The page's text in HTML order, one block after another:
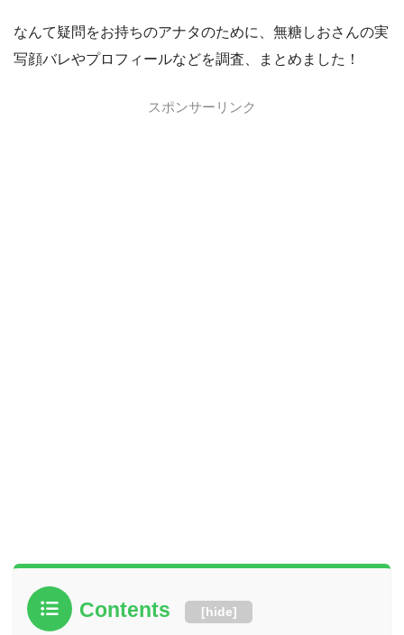
なんて疑問をお持ちのアナタのために、無糖しおさんの実
写顔バレやプロフィールなどを調査、まとめました！
スポンサーリンク
Contents [hide]